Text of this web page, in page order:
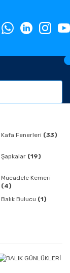
Kafa Fenerleri (33)
Şapkalar (19)
Mücadele Kemeri
(4)
Balık Bulucu (1)